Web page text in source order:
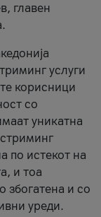
главен
услуги
корисници
со
уникатна
по истекот на
и тоа
збогатена и со
уреди.